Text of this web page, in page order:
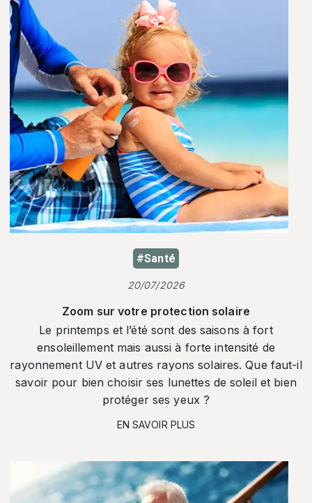
#Santé
20/07/2026
Zoom sur votre protection solaire
Le printemps et l’été sont des saisons à fort
ensoleillement mais aussi à forte intensité de
rayonnement UV et autres rayons solaires. Que faut-il
savoir pour bien choisir ses lunettes de soleil et bien
protéger ses yeux ?
EN SAVOIR PLUS